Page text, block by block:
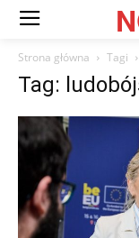
Strona główna Tagi
Tag: